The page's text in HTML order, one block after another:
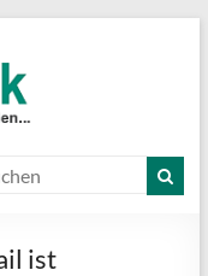
ist